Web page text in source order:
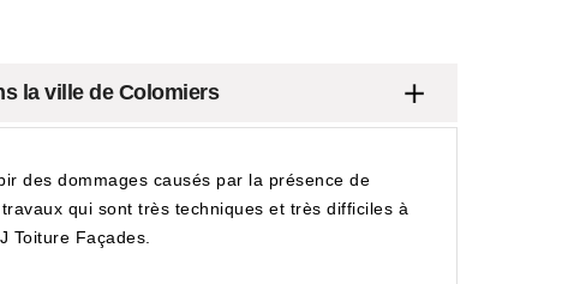
la ville de Colomiers
des dommages causés par la présence de
qui sont très techniques et très difficiles à
Toiture Façades.